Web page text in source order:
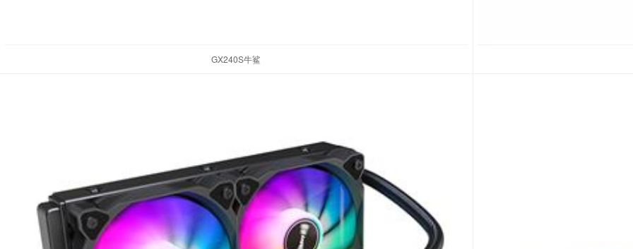
GX240S牛鲨